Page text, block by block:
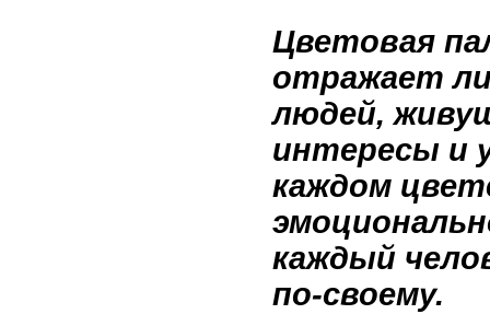
Цветовая
отражает
людей,
интересы и
каждом
каждый
по-своему.